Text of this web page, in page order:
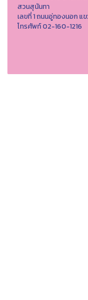
สวนสุนันทา
เลขที่ 1 ถนนอู่ทองนอก
โทรศัพท์ 02-160-1216